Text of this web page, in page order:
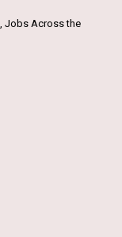
,Jobs Across the